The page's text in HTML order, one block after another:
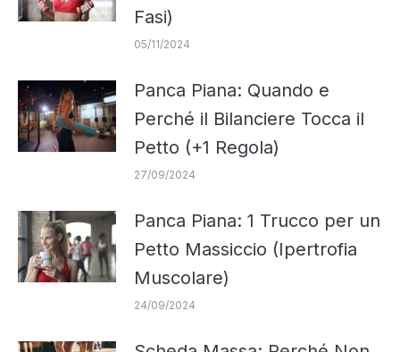
Fasi)
05/11/2024
Panca Piana: Quando e
Perché il Bilanciere Tocca il
Petto (+1 Regola)
27/09/2024
Panca Piana: 1 Trucco per un
Petto Massiccio (Ipertrofia
Muscolare)
24/09/2024